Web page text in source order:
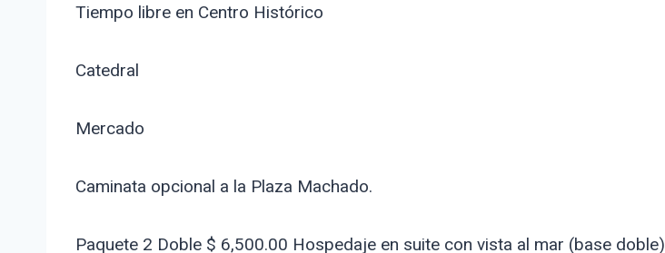
Tiempo libre en Centro Histórico
Catedral
Mercado
Caminata opcional a la Plaza Machado.
Paquete 2 Doble $ 6,500.00 Hospedaje en suite con vista al mar (base doble)